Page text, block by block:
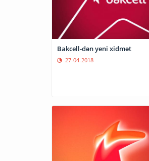
Bakcell-dən yeni xidmət
27-04-2018